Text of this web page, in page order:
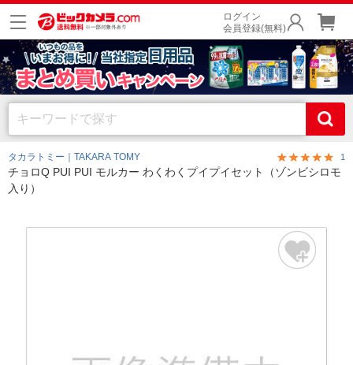
ログイン
会員登録(無料)
タカラトミー｜TAKARA TOMY 1
チョロQ PUI PUI モルカー わくわくプイプイセット（ゾンビシロモ
入り）